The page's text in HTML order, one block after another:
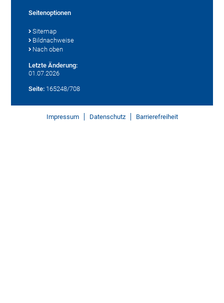
Seitenoptionen
Sitemap
Bildnachweise
Nach oben
Letzte Änderung:
01.07.2026
Seite: 165248/708
Impressum Datenschutz Barrierefreiheit